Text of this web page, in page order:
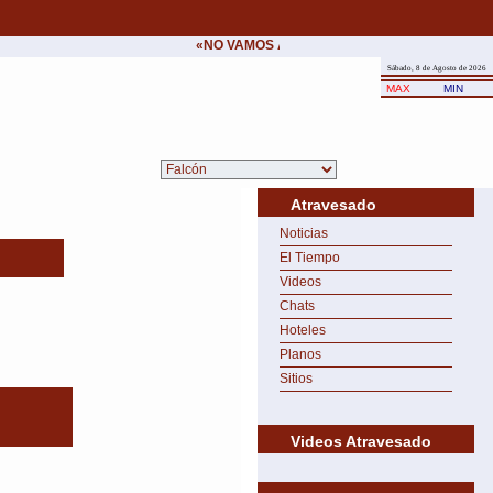
«NO VAMOS A CEDER NUNCA AL CHANTAJE
Sábado, 8 de Agosto de 2026
MAX MIN
Atravesado
Noticias
El Tiempo
Videos
Chats
Hoteles
Planos
Sitios
Videos Atravesado